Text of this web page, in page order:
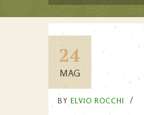
24
MAG
BY ELVIO ROCCHI